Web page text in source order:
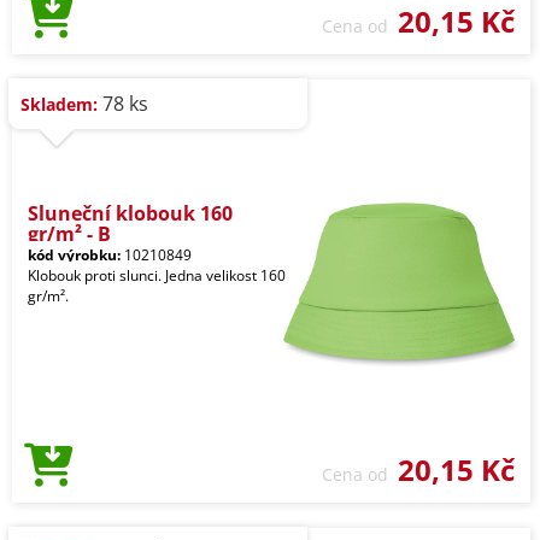
Cena od 20,15 Kč
Skladem: 78 ks
Sluneční klobouk 160
gr/m² - B
kód výrobku: 10210849
Klobouk proti slunci. Jedna velikost 160
gr/m².
Cena od 20,15 Kč